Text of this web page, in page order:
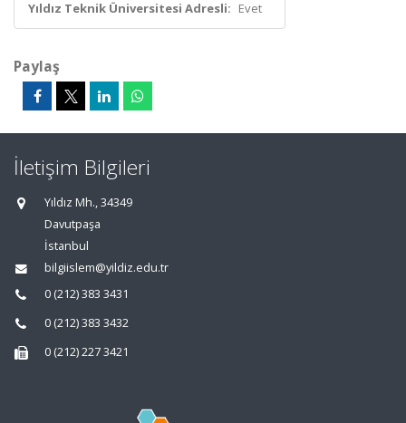
Yıldız Teknik Üniversitesi Adresli: Evet
Paylaş
İletişim Bilgileri
Yıldız Mh., 34349
Davutpaşa
İstanbul
bilgiislem@yildiz.edu.tr
0 (212) 383 3431
0 (212) 383 3432
0 (212) 227 3421